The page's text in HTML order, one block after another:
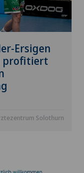
Ersigen
profitiert
Solothurn